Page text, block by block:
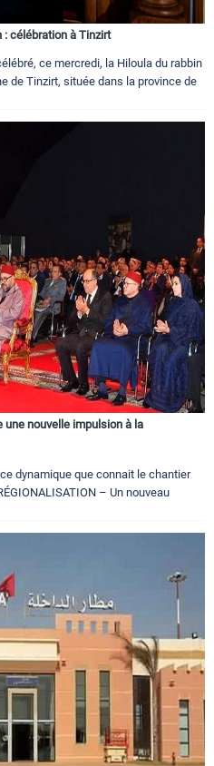
: célébration à Tinzirt
ce mercredi, la Hiloula du rabbin
de Tinzirt, située dans la province de
une nouvelle impulsion à la
dynamique que connait le chantier
– Un nouveau